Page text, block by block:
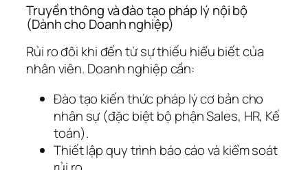
Truyền thông và đào tạo pháp lý nội bộ
(Dành cho Doanh nghiệp)
Rủi ro đôi khi đến từ sự thiếu hiểu biết của
nhân viên. Doanh nghiệp cần:
Đào tạo kiến thức pháp lý cơ bản cho
nhân sự (đặc biệt bộ phận Sales, HR, Kế
toán).
Thiết lập quy trình báo cáo và kiểm soát